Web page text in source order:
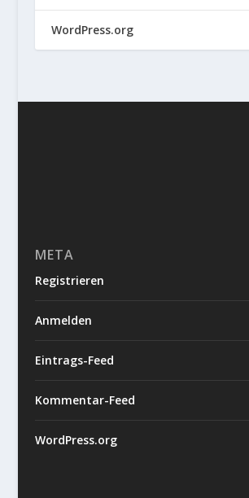
WordPress.org
META
Registrieren
Anmelden
Eintrags-Feed
Kommentar-Feed
WordPress.org